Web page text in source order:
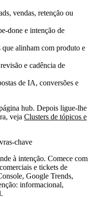
vendas, retenção ou
e intenção de
que alinham com produto e
e cadência de
de IA, conversões e
hub. Depois ligue‑lhe
veja Clusters de tópicos e
à intenção. Comece com
e tickets de
Google Trends,
informacional,